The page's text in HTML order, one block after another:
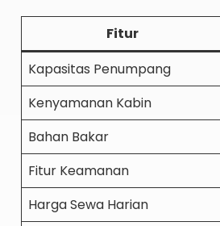
Fitur
Kapasitas Penumpang
Kenyamanan Kabin
Bahan Bakar
Fitur Keamanan
Harga Sewa Harian